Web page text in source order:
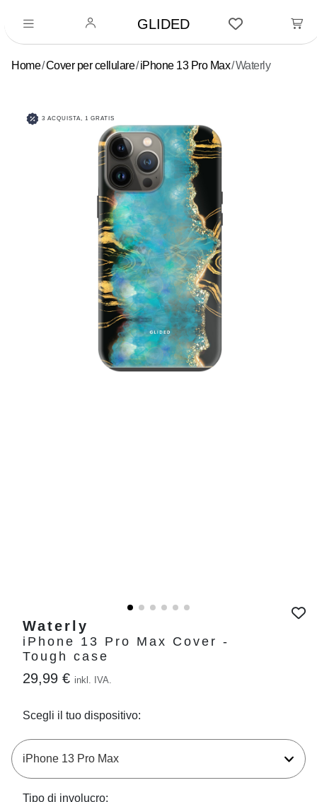
GLIDED
Home Cover per cellulare iPhone 13 Pro Max Waterly
3 ACQUISTA, 1 GRATIS
Waterly
iPhone 13 Pro Max Cover -
Tough case
29,99 € inkl. IVA.
Scegli il tuo dispositivo:
Tipo di involucro: